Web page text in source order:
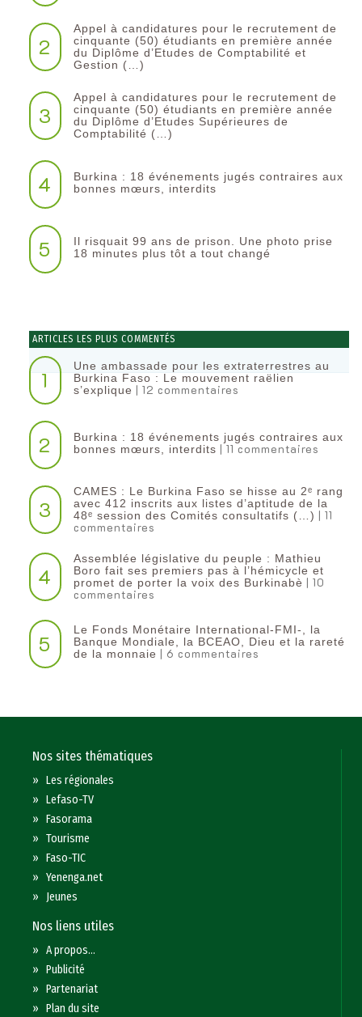
2
Appel à candidatures pour le recrutement de
cinquante (50) étudiants en première année
du Diplôme d’Etudes de Comptabilité et
Gestion (…)
3
Appel à candidatures pour le recrutement de
cinquante (50) étudiants en première année
du Diplôme d’Etudes Supérieures de
Comptabilité (…)
4
Burkina : 18 événements jugés contraires aux
bonnes mœurs, interdits
5
Il risquait 99 ans de prison. Une photo prise
18 minutes plus tôt a tout changé
ARTICLES LES PLUS COMMENTÉS
1
Une ambassade pour les extraterrestres au
Burkina Faso : Le mouvement raëlien
s’explique | 12 commentaires
2
Burkina : 18 événements jugés contraires aux
bonnes mœurs, interdits | 11 commentaires
3
CAMES : Le Burkina Faso se hisse au 2ᵉ rang
avec 412 inscrits aux listes d’aptitude de la
48ᵉ session des Comités consultatifs (…) | 11
commentaires
4
Assemblée législative du peuple : Mathieu
Boro fait ses premiers pas à l’hémicycle et
promet de porter la voix des Burkinabè | 10
commentaires
5
Le Fonds Monétaire International-FMI-, la
Banque Mondiale, la BCEAO, Dieu et la rareté
de la monnaie | 6 commentaires
Nos sites thématiques
»Les régionales
»Lefaso-TV
»Fasorama
»Tourisme
»Faso-TIC
»Yenenga.net
» Jeunes
Nos liens utiles
»A propos...
»Publicité
»Partenariat
»Plan du site